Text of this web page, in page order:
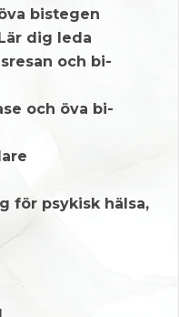
bistegen
dig leda
och bi-
och öva bi-
för psykisk hälsa,